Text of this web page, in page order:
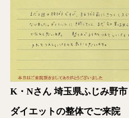
K・Nさん 埼玉県ふじみ野
ダイエットの整体でご来院